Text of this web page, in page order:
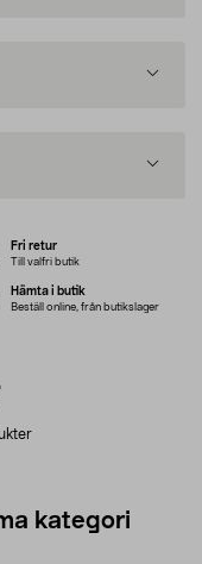
Fri retur
Till valfri butik
Hämta i butik
Beställ online, från butikslager
kategori